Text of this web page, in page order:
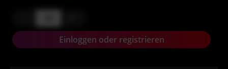
Einloggen oder registrieren